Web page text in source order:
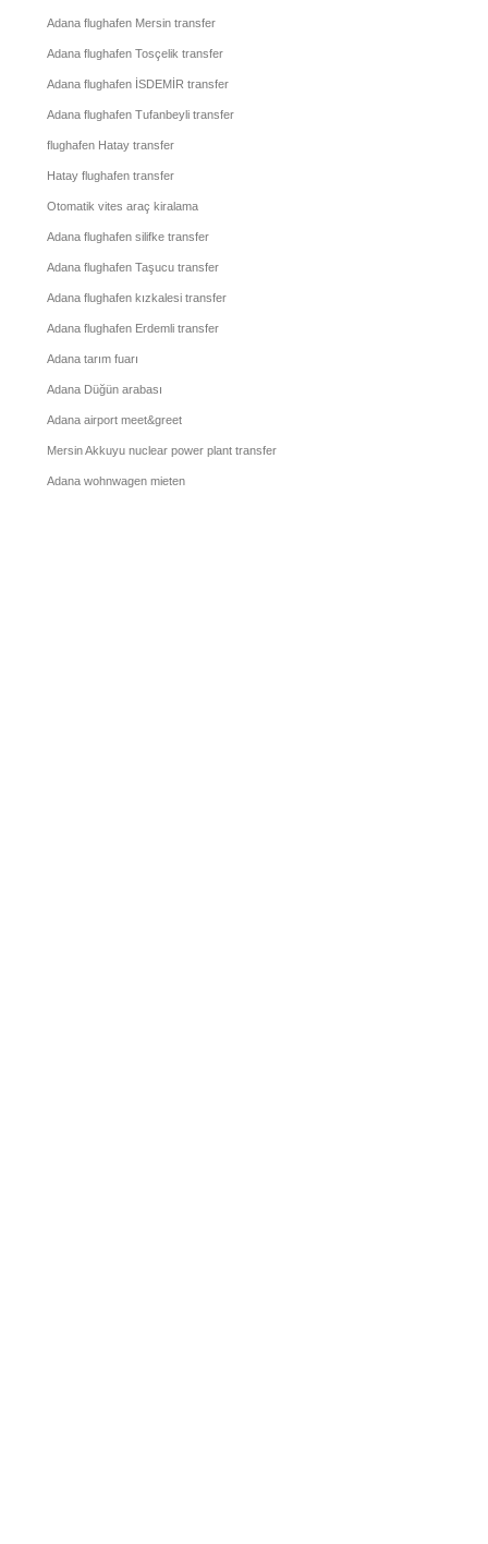
Adana flughafen Mersin transfer
Adana flughafen Tosçelik transfer
Adana flughafen İSDEMİR transfer
Adana flughafen Tufanbeyli transfer
flughafen Hatay transfer
Hatay flughafen transfer
Otomatik vites araç kiralama
Adana flughafen silifke transfer
Adana flughafen Taşucu transfer
Adana flughafen kızkalesi transfer
Adana flughafen Erdemli transfer
Adana tarım fuarı
Adana Düğün arabası
Adana airport meet&greet
Mersin Akkuyu nuclear power plant transfer
Adana wohnwagen mieten